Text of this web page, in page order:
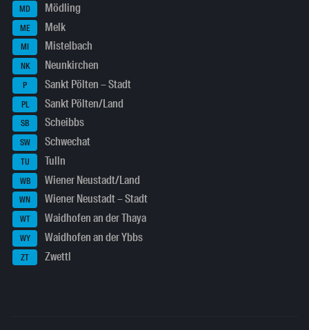
MD Mödling
ME Melk
MI Mistelbach
NK Neunkirchen
P Sankt Pölten – Stadt
PL Sankt Pölten/Land
SB Scheibbs
SW Schwechat
TU Tulln
WB Wiener Neustadt/Land
WN Wiener Neustadt – Stadt
WT Waidhofen an der Thaya
WY Waidhofen an der Ybbs
ZT Zwettl